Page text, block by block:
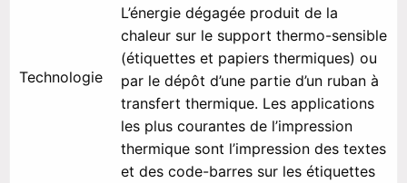
Technologie
L’énergie dégagée produit de la
chaleur sur le support thermo-sensible
(étiquettes et papiers thermiques) ou
par le dépôt d’une partie d’un ruban à
transfert thermique. Les applications
les plus courantes de l’impression
thermique sont l’impression des textes
et des code-barres sur les étiquettes